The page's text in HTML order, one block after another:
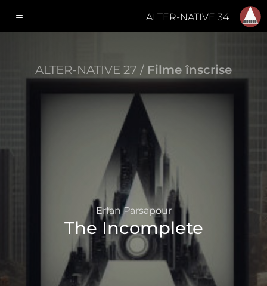
ALTER-NATIVE 34
ALTER-NATIVE 27 / Filme înscrise
Erfan Parsapour
The Incomplete